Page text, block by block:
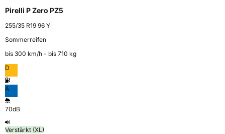
Pirelli P Zero PZ5
255/35 R19 96 Y
Sommerreifen
bis 300 km⁠/⁠h - bis 710 kg
D
A
70dB
Verstärkt (XL)